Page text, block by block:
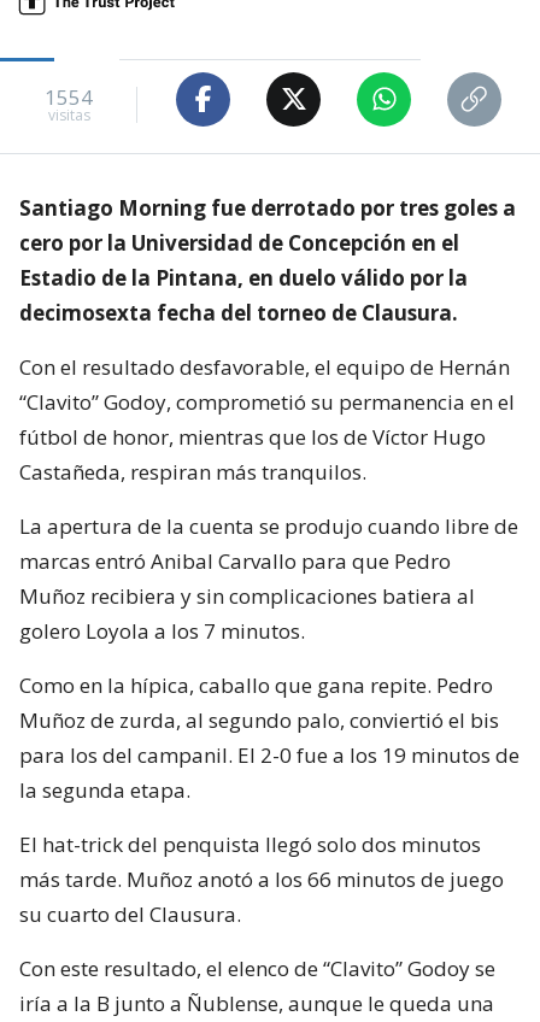
1554
visitas
Santiago Morning fue derrotado por tres goles a
cero por la Universidad de Concepción en el
Estadio de la Pintana, en duelo válido por la
decimosexta fecha del torneo de Clausura.
Con el resultado desfavorable, el equipo de Hernán
“Clavito” Godoy, comprometió su permanencia en el
fútbol de honor, mientras que los de Víctor Hugo
Castañeda, respiran más tranquilos.
La apertura de la cuenta se produjo cuando libre de
marcas entró Anibal Carvallo para que Pedro
Muñoz recibiera y sin complicaciones batiera al
golero Loyola a los 7 minutos.
Como en la hípica, caballo que gana repite. Pedro
Muñoz de zurda, al segundo palo, conviertió el bis
para los del campanil. El 2-0 fue a los 19 minutos de
la segunda etapa.
El hat-trick del penquista llegó solo dos minutos
más tarde. Muñoz anotó a los 66 minutos de juego
su cuarto del Clausura.
Con este resultado, el elenco de “Clavito” Godoy se
iría a la B junto a Ñublense, aunque le queda una